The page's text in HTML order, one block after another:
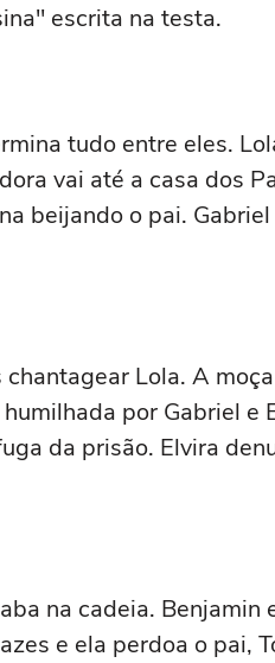
escrita na testa.
tudo entre eles.
vai até a casa dos
beijando o pai.
Lola. A
por Gabriel e
da prisão. Elvira
na cadeia.
e ela perdoa o pai,